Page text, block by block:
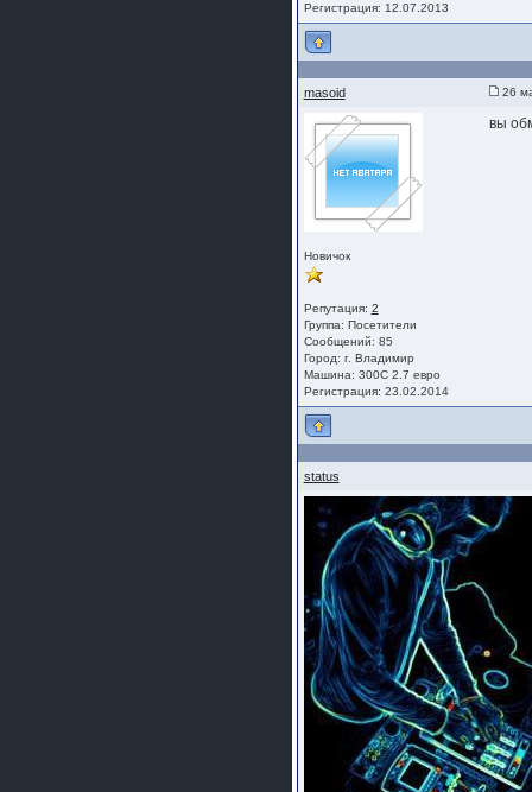
Регистрация: 12.07.2013
masoid 26
Новичок
Репутация: 2
Группа: Посетители
Сообщений: 85
Город: г. Владимир
Машина: 300С 2.7 евро
Регистрация: 23.02.2014
вы
status